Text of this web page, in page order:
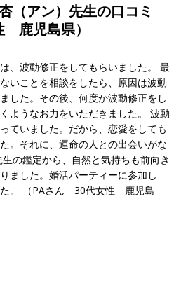
（アン）先生の口コミ
鹿児島県）
、波動修正をしてもらいました。 最
いことを相談をしたら、原因は波動
した。その後、何度か波動修正をし
ようなお力をいただきました。 波動
ていました。だから、恋愛をしても
。それに、運命の人との出会いがな
の鑑定から、自然と気持ちも前向き
ました。婚活パーティーに参加し
た。 （PAさん 30代女性 鹿児島